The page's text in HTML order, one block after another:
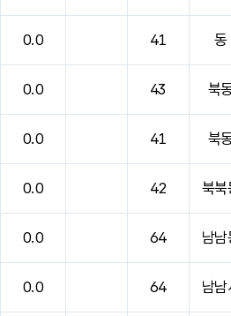
0.0 41 동
0.0 43 북
0.0 41 북
0.0 42 북북
0.0 64 남남
0.0 64 남남